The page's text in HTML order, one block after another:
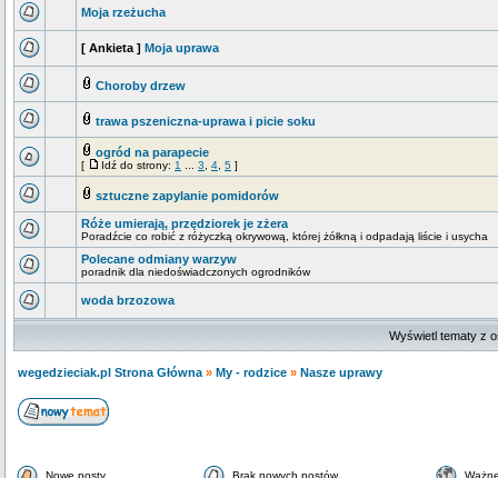
Moja rzeżucha
[ Ankieta ] Moja uprawa
Choroby drzew
trawa pszeniczna-uprawa i picie soku
ogród na parapecie
[ Idź do strony: 1 3 4 5 ]
sztuczne zapylanie pomidorów
Róże umierają, przędziorek je zżera
Poradźcie co robić z różyczką okrywową, której żółkną i odpadają liście i usycha
Polecane odmiany warzyw
poradnik dla niedoświadczonych ogrodników
woda brzozowa
Wyświetl tematy z
wegedzieciak.pl Strona Główna » My - rodzice » Nasze uprawy
Nowe posty Brak nowych postów